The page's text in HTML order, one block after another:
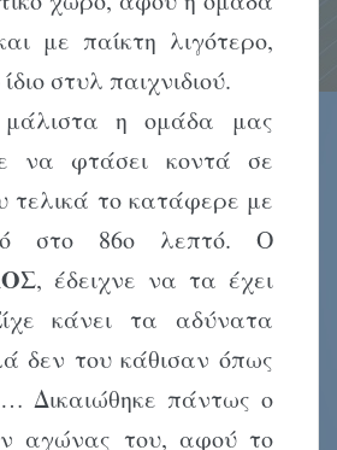
με παίκτη λιγότερο,
στυλ παιχνιδιού.
μάλιστα η ομάδα μας
να φτάσει κοντά σε
τελικά το κατάφερε με
στο 86ο λεπτό. Ο
Σ, έδειχνε να τα έχει
κάνει τα αδύνατα
δεν του κάθισαν όπως
Δικαιώθηκε πάντως ο
αγώνας του, αφού το